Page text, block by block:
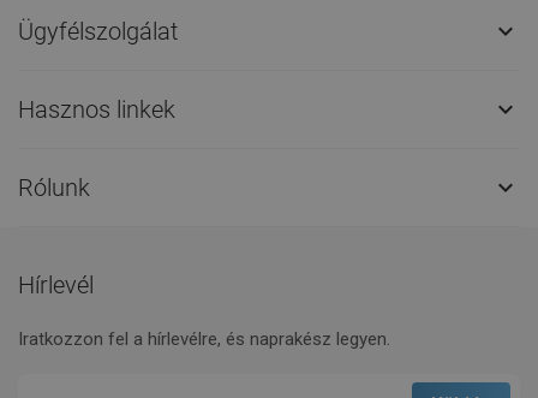
Ügyfélszolgálat 
Hasznos linkek 
Rólunk 
Hírlevél
Iratkozzon fel a hírlevélre, és naprakész legyen.